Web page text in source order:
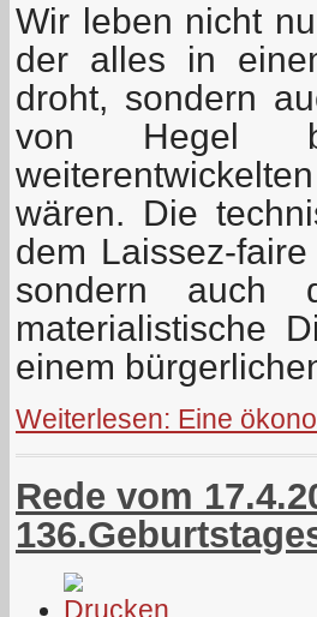
Wir leben nicht
der alles in
droht, sondern
von Hegel
wären. Die
dem Laissez-
sondern auch
materialistische
einem
Weiterlesen: Eine
Rede vom